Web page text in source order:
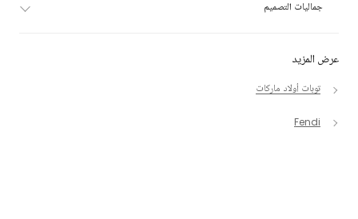
عرض المزيد
توبات أولاد ماركات
Fendi
جماليات التصميم